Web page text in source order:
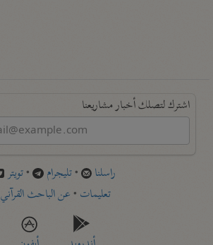
اشترك لتصلك أخبار مشاريعنا
راسلنا •تليجرام •تويتر
تعليمات •عن الباحث القرآني